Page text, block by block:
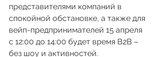
представителями компаний в
спокойной обстановке, а также для
вейп-предпринимателей 15 апреля
с 12:00 до 14:00 будет время B2B –
без шоу и активностей.